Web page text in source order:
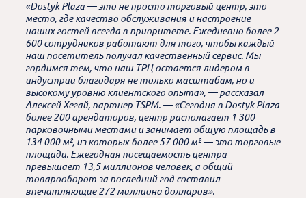
«Dostyk Plaza — это не просто торговый центр, это
место, где качество обслуживания и настроение
наших гостей всегда в приоритете. Ежедневно более 2
600 сотрудников работают для того, чтобы каждый
наш посетитель получал качественный сервис. Мы
гордимся тем, что наш ТРЦ остается лидером в
индустрии благодаря не только масштабам, но и
высокому уровню клиентского опыта», — рассказал
Алексей Хегай, партнер TSPM. — «Сегодня в Dostyk Plaza
более 200 арендаторов, центр располагает 1 300
парковочными местами и занимает общую площадь в
134 000 м², из которых более 57 000 м² — это торговые
площади. Ежегодная посещаемость центра
превышает 13,5 миллионов человек, а общий
товарооборот за последний год составил
впечатляющие 272 миллиона долларов».